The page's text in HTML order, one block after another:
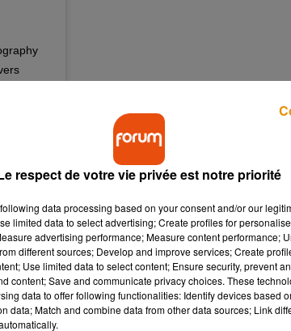
respect de votre vie privée est notre priorité
data processing based on your consent and/or our
limited data to select advertising; Create profiles for
advertising performance; Measure content performance;
different sources; Develop and improve services; Create
Use limited data to select content; Ensure security, prevent
content; Save and communicate privacy choices. These
data to offer following functionalities: Identify devices based
data; Match and combine data from other data sources; Link